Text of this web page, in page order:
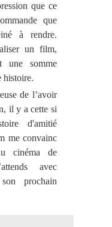
que ce
que
à rendre.
un film,
une somme
histoire.
de l’avoir
il y a cette si
d'amitié
me convainc
cinéma de
avec
son prochain